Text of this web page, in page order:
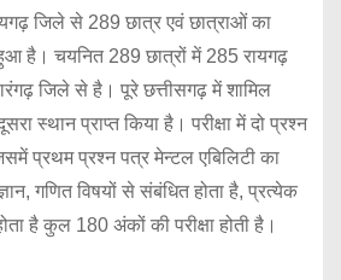
जिले से 289 छात्र एवं छात्राओं का
है। चयनित 289 छात्रों में 285 रायगढ़
जिले से है। पूरे छत्तीसगढ़ में शामिल
स्थान प्राप्त किया है। परीक्षा में दो प्रश्न
प्रथम प्रश्न पत्र मेन्टल एबिलिटी का
गणित विषयों से संबंधित होता है, प्रत्येक
है कुल 180 अंकों की परीक्षा होती है।